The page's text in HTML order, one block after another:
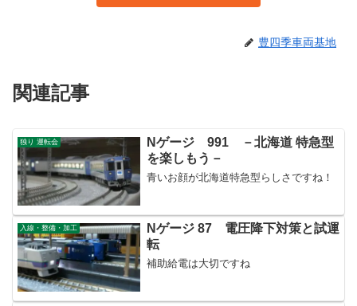
豊四季車両基地
関連記事
独り 運転会
Nゲージ 991 －北海道 特急型
を楽しもう－
青いお顔が北海道特急型らしさですね！
入線・整備・加工
Nゲージ 87 電圧降下対策と試運
転
補助給電は大切ですね